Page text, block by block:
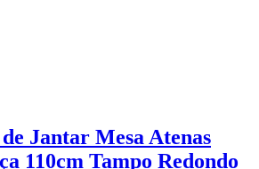
Jantar Mesa Atenas
110cm Tampo Redondo